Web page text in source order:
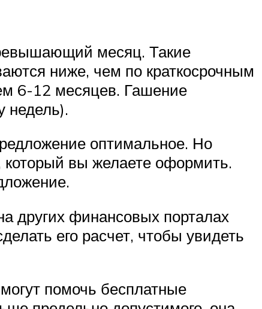
месяц. Такие
ниже, чем по краткосрочным
6-12 месяцев. Гашение
недель).
оптимальное. Но
который вы желаете оформить.
других финансовых порталах
его расчет, чтобы увидеть
помочь бесплатные